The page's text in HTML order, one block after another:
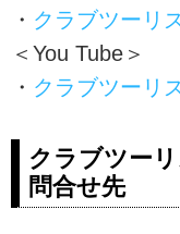
・ クラブツーリ
＜You Tube＞
・ クラブツーリ
クラブツー
問合せ先